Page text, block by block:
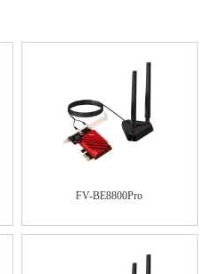
FV-BE8800Pro